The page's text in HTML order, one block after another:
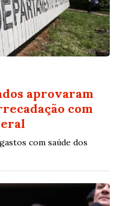
aprovaram
com
com saúde dos